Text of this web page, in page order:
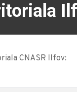
CNASR Ilfov: